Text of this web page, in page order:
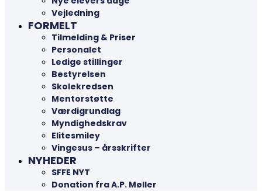
Vejledning
FORMELT
Tilmelding & Priser
Personalet
Ledige stillinger
Bestyrelsen
Skolekredsen
Mentorstøtte
Værdigrundlag
Myndighedskrav
Elitesmiley
Vingesus – årsskrifter
NYHEDER
SFFE NYT
Donation fra A.P. Møller